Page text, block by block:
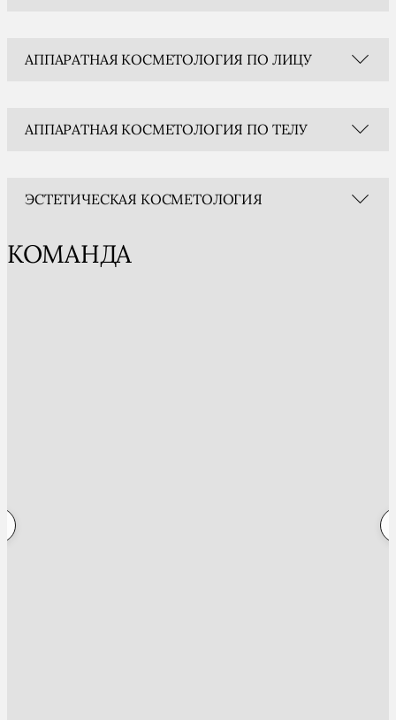
АППАРАТНАЯ КОСМЕТОЛОГИЯ ПО ЛИЦУ
АППАРАТНАЯ КОСМЕТОЛОГИЯ ПО ТЕЛУ
ЭСТЕТИЧЕСКАЯ КОСМЕТОЛОГИЯ
КОМАНДА